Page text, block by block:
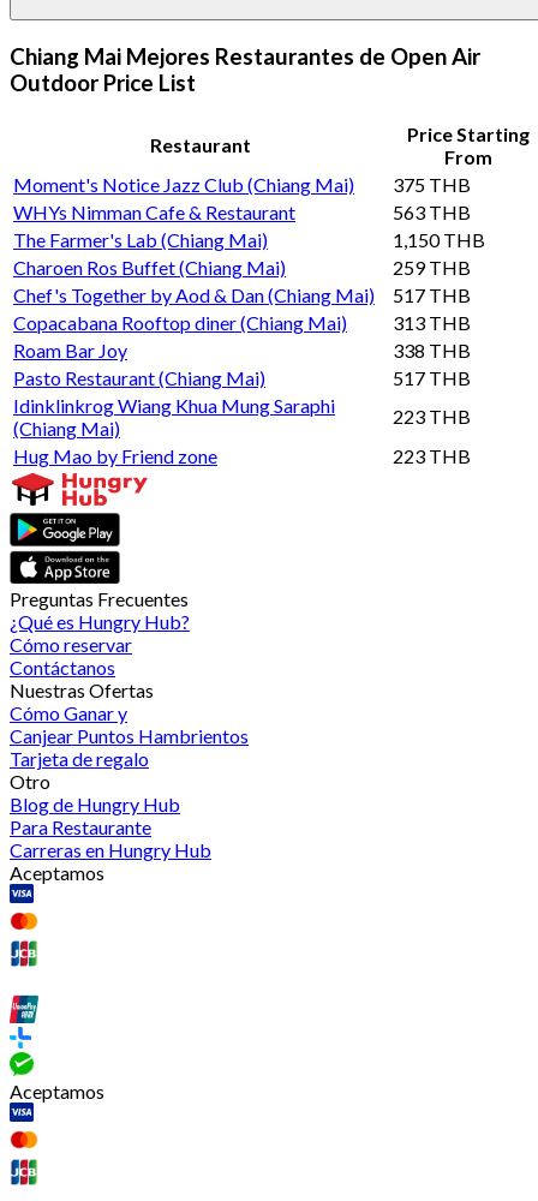
Chiang Mai Mejores Restaurantes de Open Air
Outdoor Price List
Restaurant
Price Starting
From
Moment's Notice Jazz Club (Chiang Mai)
375 THB
WHYs Nimman Cafe & Restaurant
563 THB
The Farmer's Lab (Chiang Mai)
1,150 THB
Charoen Ros Buffet (Chiang Mai)
259 THB
Chef's Together by Aod & Dan (Chiang Mai)
517 THB
Copacabana Rooftop diner (Chiang Mai)
313 THB
Roam Bar Joy
338 THB
Pasto Restaurant (Chiang Mai)
517 THB
Idinklinkrog Wiang Khua Mung Saraphi
(Chiang Mai)
223 THB
Hug Mao by Friend zone
223 THB
Preguntas Frecuentes
¿Qué es Hungry Hub?
Cómo reservar
Contáctanos
Nuestras Ofertas
Cómo Ganar y
Canjear Puntos Hambrientos
Tarjeta de regalo
Otro
Blog de Hungry Hub
Para Restaurante
Carreras en Hungry Hub
Aceptamos
Aceptamos